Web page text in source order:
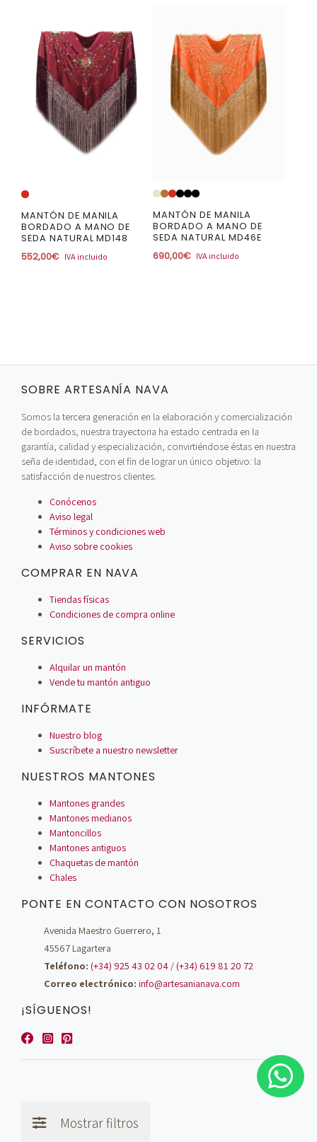
Mostrar filtros
MANTÓN DE MANILA
BORDADO A MANO DE
SEDA NATURAL MD148
552,00€ IVA incluido
MANTÓN DE MANILA
BORDADO A MANO DE
SEDA NATURAL MD46E
690,00€ IVA incluido
SOBRE ARTESANÍA NAVA
Somos la tercera generación en la elaboración y comercialización
de bordados, nuestra trayectoria ha estado centrada en la
garantía, calidad y especialización, convirtiéndose éstas en nuestra
seña de identidad, con el fin de lograr un único objetivo: la
satisfacción de nuestros clientes.
Conócenos
Aviso legal
Términos y condiciones web
Aviso sobre cookies
COMPRAR EN NAVA
Tiendas físicas
Condiciones de compra online
SERVICIOS
Alquilar un mantón
Vende tu mantón antiguo
INFÓRMATE
Nuestro blog
Suscríbete a nuestro newsletter
NUESTROS MANTONES
Mantones grandes
Mantones medianos
Mantoncillos
Mantones antiguos
Chaquetas de mantón
Chales
PONTE EN CONTACTO CON NOSOTROS
Avenida Maestro Guerrero, 1
45567 Lagartera
Teléfono: (+34) 925 43 02 04 /(+34) 619 81 20 72
Correo electrónico: info@artesanianava.com
¡SÍGUENOS!
© Artesanía Nava - 2026